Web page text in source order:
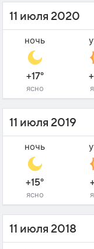
11 июля 2020
ночь
+17°
ясно
11 июля 2019
ночь
+15°
ясно
11 июля 2018